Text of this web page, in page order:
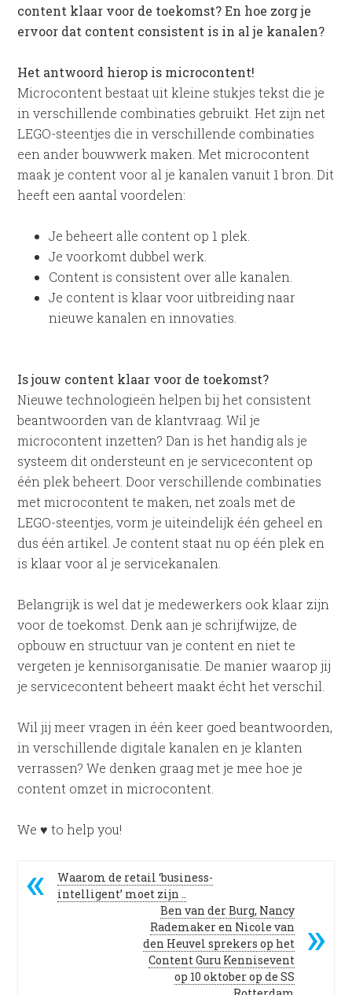
content klaar voor de toekomst? En hoe zorg je
ervoor dat content consistent is in al je kanalen?
Het antwoord hierop is microcontent!
Microcontent bestaat uit kleine stukjes tekst die je
in verschillende combinaties gebruikt. Het zijn net
LEGO-steentjes die in verschillende combinaties
een ander bouwwerk maken. Met microcontent
maak je content voor al je kanalen vanuit 1 bron. Dit
heeft een aantal voordelen:
Je beheert alle content op 1 plek.
Je voorkomt dubbel werk.
Content is consistent over alle kanalen.
Je content is klaar voor uitbreiding naar
nieuwe kanalen en innovaties.
Is jouw content klaar voor de toekomst?
Nieuwe technologieën helpen bij het consistent
beantwoorden van de klantvraag. Wil je
microcontent inzetten? Dan is het handig als je
systeem dit ondersteunt en je servicecontent op
één plek beheert. Door verschillende combinaties
met microcontent te maken, net zoals met de
LEGO-steentjes, vorm je uiteindelijk één geheel en
dus één artikel. Je content staat nu op één plek en
is klaar voor al je servicekanalen.
Belangrijk is wel dat je medewerkers ook klaar zijn
voor de toekomst. Denk aan je schrijfwijze, de
opbouw en structuur van je content en niet te
vergeten je kennisorganisatie. De manier waarop jij
je servicecontent beheert maakt écht het verschil.
Wil jij meer vragen in één keer goed beantwoorden,
in verschillende digitale kanalen en je klanten
verrassen? We denken graag met je mee hoe je
content omzet in microcontent.
We ♥ to help you!
Waarom de retail ‘business-
intelligent’ moet zijn ..
Ben van der Burg, Nancy
Rademaker en Nicole van
den Heuvel sprekers op het
Content Guru Kennisevent
op 10 oktober op de SS